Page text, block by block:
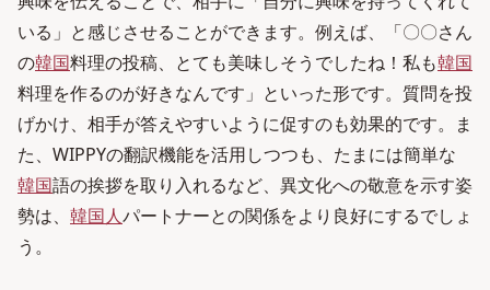
いる」と感じさせることができます。例えば、「〇〇さん
の韓国料理の投稿、とても美味しそうでしたね！私も韓国
料理を作るのが好きなんです」といった形です。質問を投
げかけ、相手が答えやすいように促すのも効果的です。ま
た、WIPPYの翻訳機能を活用しつつも、たまには簡単な
韓国語の挨拶を取り入れるなど、異文化への敬意を示す姿
勢は、 韓国人パートナーとの関係をより良好にするでしょ
う。